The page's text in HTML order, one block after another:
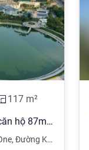
117 m²
Chuyên chuyển nhượng căn hộ 87m2 117m2 131m2 162 172m2 CC Thăng Long no1 giá 41tr/m2 không đăng ảo
, Đường Khuất Duy Tiến